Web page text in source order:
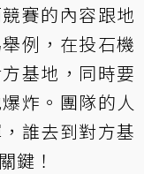
賽的內容跟地
例，在投石機
基地，同時要
炸。團隊的人
誰去到對方基
鍵！